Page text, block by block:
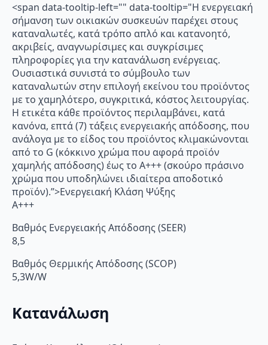
<span data-tooltip-left="" data-tooltip="Η ενεργειακή
σήμανση των οικιακών συσκευών παρέχει στους
καταναλωτές, κατά τρόπο απλό και κατανοητό,
ακριβείς, αναγνωρίσιμες και συγκρίσιμες
πληροφορίες για την κατανάλωση ενέργειας.
Ουσιαστικά συνιστά το σύμβουλο των
καταναλωτών στην επιλογή εκείνου του προϊόντος
με το χαμηλότερο, συγκριτικά, κόστος λειτουργίας.
Η ετικέτα κάθε προϊόντος περιλαμβάνει, κατά
κανόνα, επτά (7) τάξεις ενεργειακής απόδοσης, που
ανάλογα με το είδος του προϊόντος κλιμακώνονται
από το G (κόκκινο χρώμα που αφορά προϊόν
χαμηλής απόδοσης) έως το Α+++ (σκούρο πράσινο
χρώμα που υποδηλώνει ιδιαίτερα αποδοτικό
προϊόν).”>Ενεργειακή Κλάση Ψύξης
A+++
Βαθμός Ενεργειακής Απόδοσης (SEER)
8,5
Βαθμός Θερμικής Απόδοσης (SCOP)
5,3W/W
Κατανάλωση